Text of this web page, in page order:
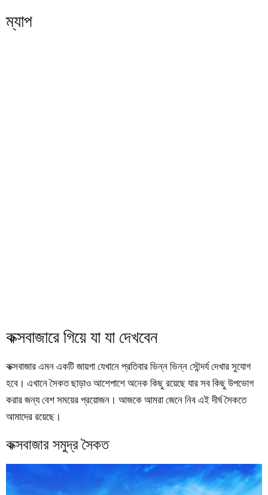
ম্যাপ
কক্সবাজারে গিয়ে যা যা দেখবেন
কক্সবাজার এমন একটি জায়গা যেখানে প্রতিবার ভিন্ন ভিন্ন সৌন্দর্য দেখার সুযোগ
হবে। এখানে সৈকত ছাড়াও আশেপাশে অনেক কিছু রয়েছে যার সব কিছু উপভোগ
করার জন্য বেশ সময়ের প্রয়োজন। আজকে আমরা জেনে নিব এই দীর্ঘ সৈকতে
আমাদের রয়েছে।
কক্সবাজার সমুদ্র সৈকত